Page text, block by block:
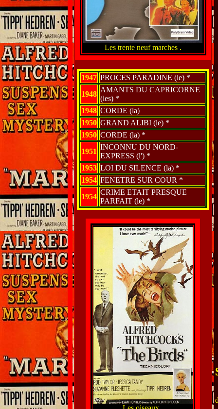
Les trente neuf marches .
1947 PROCES PARADINE (le) *
1948
AMANTS DU CAPRICORNE
(les) *
1948 CORDE (la)
1950 GRAND ALIBI (le) *
1950 CORDE (la) *
1951
INCONNU DU NORD-
EXPRESS (l') *
1953 LOI DU SILENCE (la) *
1954 FENETRE SUR COUR *
1954
CRIME ETAIT PRESQUE
PARFAIT (le) *